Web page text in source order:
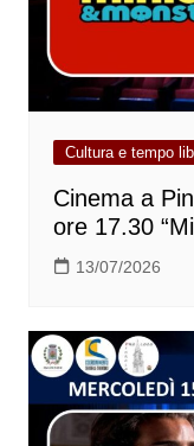
Cultura e tempo
Cinema a
ore 17.30
13/07/2026